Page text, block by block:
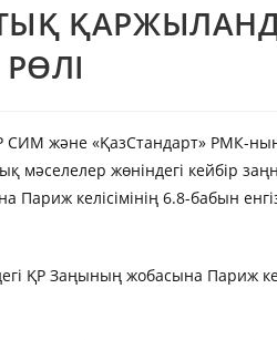
СИМ және «ҚазСтандарт» РМК-
жөніндегі кейбір
келісімінің 6.8-бабын
ҚР Заңының жобасына Париж